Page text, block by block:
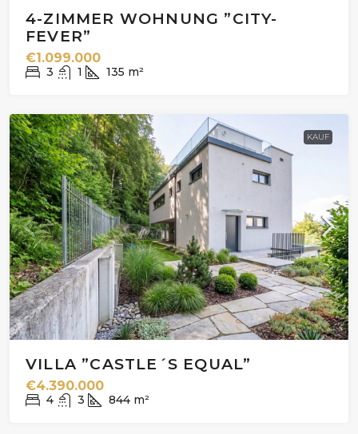
4-ZIMMER WOHNUNG ”CITY-
FEVER”
€1.099.000
3 1 135 m²
KAUF
VILLA ”CASTLE´S EQUAL”
€4.390.000
4 3 844 m²